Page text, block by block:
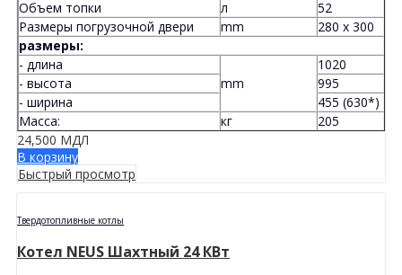
Объем топки
л
52
Размеры погрузочной двери
mm
280 x 300
размеры:
- длина
mm
1020
- высота
995
- ширина
455 (630*)
Масса:
кг
205
24,500 МДЛ
В корзину
Быстрый просмотр
Твердотопливные котлы
Котел NEUS Шахтный 24 КВт